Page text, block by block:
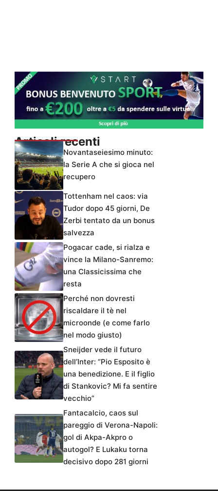
Articoli recenti
Novantaseiesimo minuto:
la Serie A che si gioca nel
recupero
Tottenham nel caos: via
Tudor dopo 45 giorni, De
Zerbi tentato da un bonus
salvezza
Pogacar cade, si rialza e
vince la Milano-Sanremo:
una Classicissima che
resta
Perché non dovresti
riscaldare il tè nel
microonde (e come farlo
nel modo giusto)
Sneijder vede il futuro
dell’Inter: “Pio Esposito è
una benedizione. E il figlio
di Stankovic? Mi fa sentire
vecchio”
Fantacalcio, caos sul
pareggio di Verona-Napoli:
gol di Akpa-Akpro o
autogol? E Lukaku torna
decisivo dopo 281 giorni